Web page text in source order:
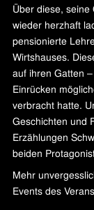
Über diese,
wieder herzhaft
pensionierte
Wirtshauses.
auf ihren Gatten
Einrücken
verbracht hatte.
Geschichten und
Erzählungen
beiden
Mehr
Events des